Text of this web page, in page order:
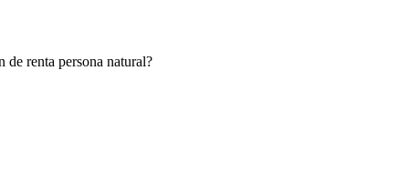
de renta persona natural?